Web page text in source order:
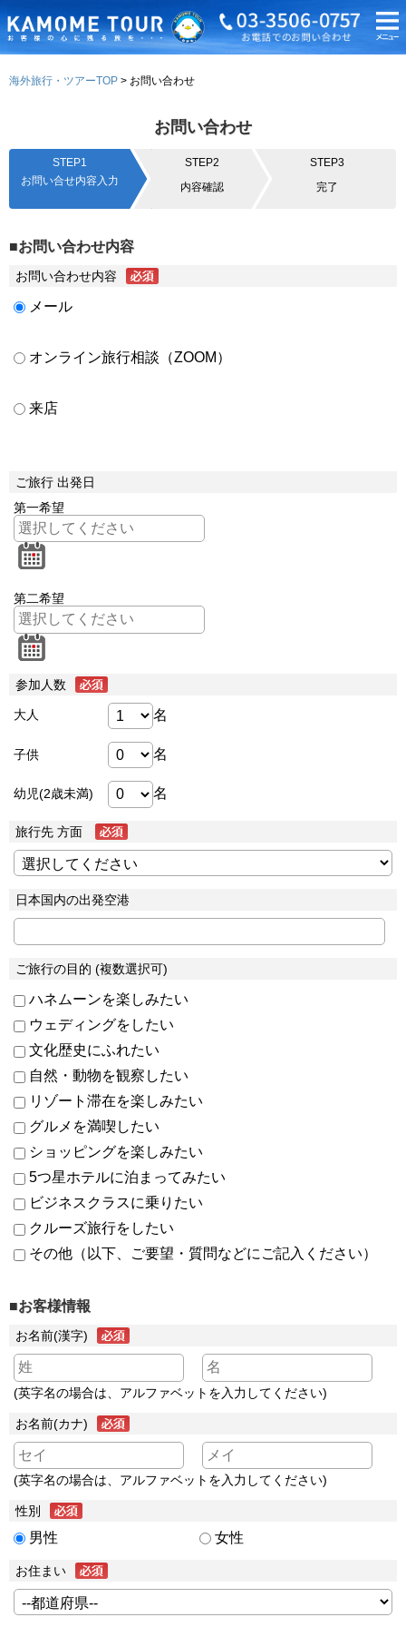
海外旅行・ツアーTOP お問い合わせ
お問い合わせ
STEP1
お問い合せ内容入力
STEP2
内容確認
STEP3
完了
■お問い合わせ内容
お問い合わせ内容
メール
オンライン旅行相談（ZOOM）
来店
ご旅行 出発日
第一希望
第二希望
参加人数
大人 名
子供 名
幼児(2歳未満) 名
旅行先 方面
日本国内の出発空港
ご旅行の目的 (複数選択可)
ハネムーンを楽しみたい
ウェディングをしたい
文化歴史にふれたい
自然・動物を観察したい
リゾート滞在を楽しみたい
グルメを満喫したい
ショッピングを楽しみたい
5つ星ホテルに泊まってみたい
ビジネスクラスに乗りたい
クルーズ旅行をしたい
その他（以下、ご要望・質問などにご記入ください）
■お客様情報
お名前(漢字)
(英字名の場合は、アルファベットを入力してください)
お名前(カナ)
(英字名の場合は、アルファベットを入力してください)
性別
男性 女性
お住まい